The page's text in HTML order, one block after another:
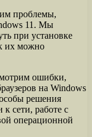
проблемы,
11. Мы
при установке
их можно
ошибки,
на Windows
решения
сети, работе с
операционной